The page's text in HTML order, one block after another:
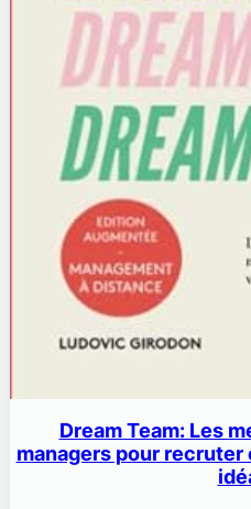
Dream Team: Les
managers pour